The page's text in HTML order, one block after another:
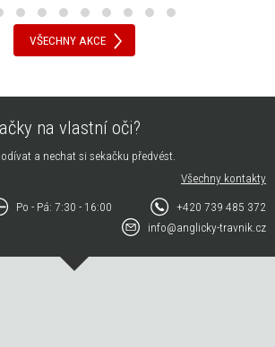
VŠECHNY AKCE
na vlastní oči?
a nechat si sekačku předvést.
Všechny kontakty
Po - Pá: 7:30 - 16:00
+420 739 485 372
info@anglicky-travnik.cz